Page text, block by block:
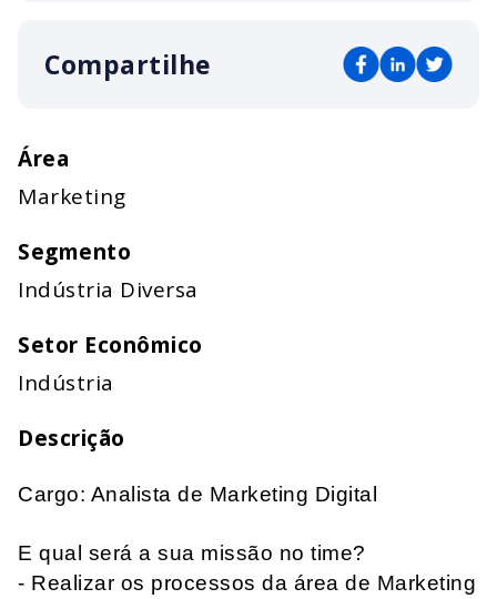
Área
Marketing
Segmento
Indústria Diversa
Setor Econômico
Indústria
Descrição
Cargo: Analista de Marketing Digital
E qual será a sua missão no time?
- Realizar os processos da área de Marketing
Compartilhe